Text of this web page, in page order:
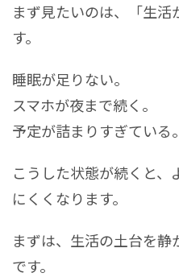
まず見たいのは、「生
す。
睡眠が足りない。
スマホが夜まで続く。
予定が詰まりすぎている。
こうした状態が続くと、
にくくなります。
まずは、生活の土台を
です。